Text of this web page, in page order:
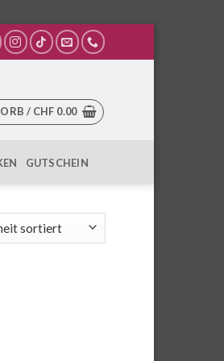
/ CHF 0.00
GUTSCHEIN